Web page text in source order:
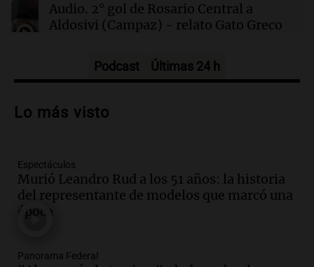
sábado 8 de agosto
Audio. 2° gol de Rosario Central a
Aldosivi (Campaz) - relato Gato Greco
Audio.Nuevo desarrollo urbano y casa
en Villa María
Audio.
La gran exposición de la rural de
la Bulaya abrirá sus puertas mañana con
diversas actividades y sorpresas
Panorama Federal
edificios y proyecta una casa del
Podcast Últimas 24 h
Lo más visto
Espectáculos
Murió Leandro Rud a los 51 años: la historia
del representante de modelos que marcó una
época
Panorama Federal